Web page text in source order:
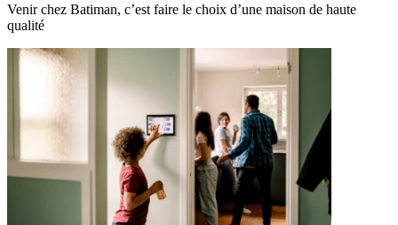
Venir chez Batiman, c’est faire le choix d’une maison de haute
qualité